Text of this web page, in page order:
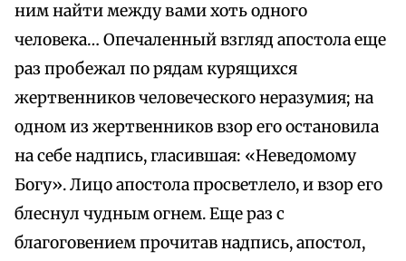
ним найти между вами хоть одного
человека… Опечаленный взгляд апостола еще
раз пробежал по рядам курящихся
жертвенников человеческого неразумия; на
одном из жертвенников взор его остановила
на себе надпись, гласившая: «Неведомому
Богу». Лицо апостола просветлело, и взор его
блеснул чудным огнем. Еще раз с
благоговением прочитав надпись, апостол,